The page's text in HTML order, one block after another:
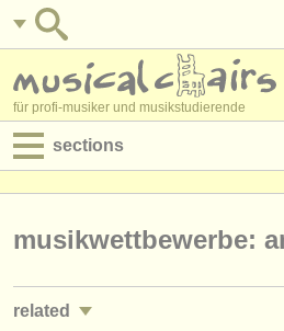
für profi-musiker und musikstudierende
sections
jobs - verwaltung
musikwettbewerbe:
related